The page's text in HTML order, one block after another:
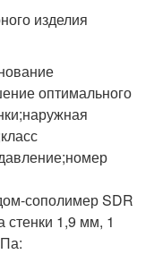
изделия
оптимального
сополимер SDR
1,9 мм, 1